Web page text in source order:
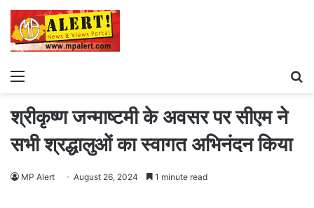
Menu
श्रीकृष्ण जन्माष्टमी के अवसर पर सीएम ने
सभी श्रद्धालुओं का स्वागत अभिनंदन किया
MP Alert August 26, 2024 1 minute read